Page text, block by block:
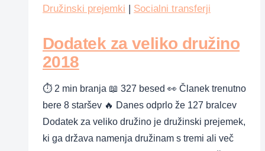
2017
terminski
načrt
Družinski prejemki | Socialni transferji
Dodatek za veliko družino
2018
⏱ 2 min branja 📖 327 besed 👀 Članek trenutno
bere 8 staršev 🔥 Danes odprlo že 127 bralcev
Dodatek za veliko družino je družinski prejemek,
ki ga država namenja družinam s tremi ali več